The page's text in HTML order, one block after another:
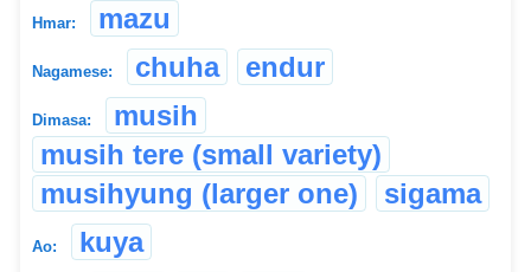
Hmar: mazu
Nagamese: chuha endur
Dimasa:
musih
musih tere (small variety)
musihyung (larger one)
sigama
Ao: kuya